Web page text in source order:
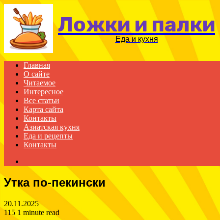
Ложки и палки
Еда и кухня
Главная
О сайте
Читаемое
Интересное
Все статьи
Карта сайта
Контакты
Азиатская кухня
Еда и рецепты
Контакты
for
Утка по-пекински
20.11.2025
115 1 minute read